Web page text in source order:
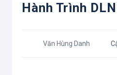
Hành Trình
Văn Hùng Danh